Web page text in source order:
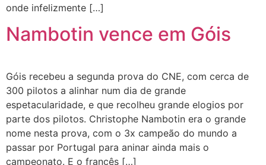
onde infelizmente […]
Nambotin vence em Góis
Góis recebeu a segunda prova do CNE, com cerca de
300 pilotos a alinhar num dia de grande
espetacularidade, e que recolheu grande elogios por
parte dos pilotos. Christophe Nambotin era o grande
nome nesta prova, com o 3x campeão do mundo a
passar por Portugal para aninar ainda mais o
campeonato. E o francês […]